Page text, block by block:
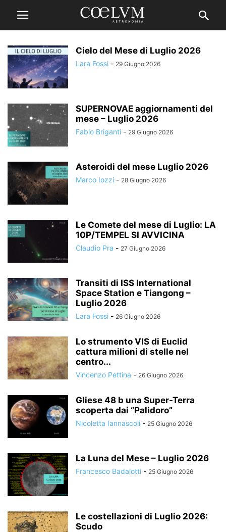
Cielo del Mese di Luglio 2026
Lara Fossi - 29 Giugno 2026
SUPERNOVAE aggiornamenti del
mese – Luglio 2026
Fabio Briganti - 29 Giugno 2026
Asteroidi del mese Luglio 2026
Marco Iozzi - 28 Giugno 2026
Le Comete del mese di Luglio: LA
10P/TEMPEL SI AVVICINA
Claudio Pra - 27 Giugno 2026
Transiti di ISS International
Space Station e Tiangong –
Luglio 2026
Lara Fossi - 26 Giugno 2026
Lo strumento VIS di Euclid
cattura milioni di stelle nel
centro...
Vincenzo Pettina - 26 Giugno 2026
Gliese 48 b una Super-Terra
scoperta dai “Palidoro”
Nicoletta Iannascoli - 25 Giugno 2026
La Luna del Mese – Luglio 2026
Francesco Badalotti - 25 Giugno 2026
Le costellazioni di Luglio 2026:
Scudo